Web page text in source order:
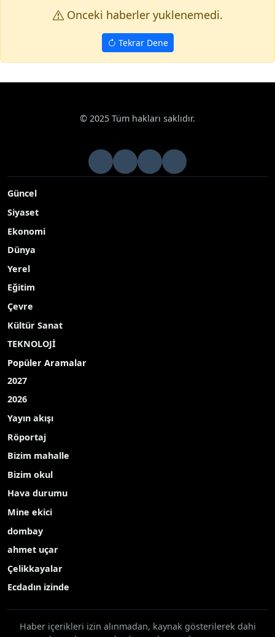
Onceki haberler yuklenemedi.
Tekrar Dene
© 2025 Tüm hakları saklıdır.
Güncel
Siyaset
Ekonomi
Dünya
Yerel
Eğitim
Çevre
Kültür Sanat
TEKNOLOJİ
Popüler Aramalar
2027
2026
Yayın akışı
Röportaj
Bizim mahalle
Bizim okul
Hava durumu
Mine ekici
dombay
ahmet uçar
Çelikkayalar
Ecdadın izinde
Haber içerikleri izin alınmadan, kaynak gösterilerek dahi